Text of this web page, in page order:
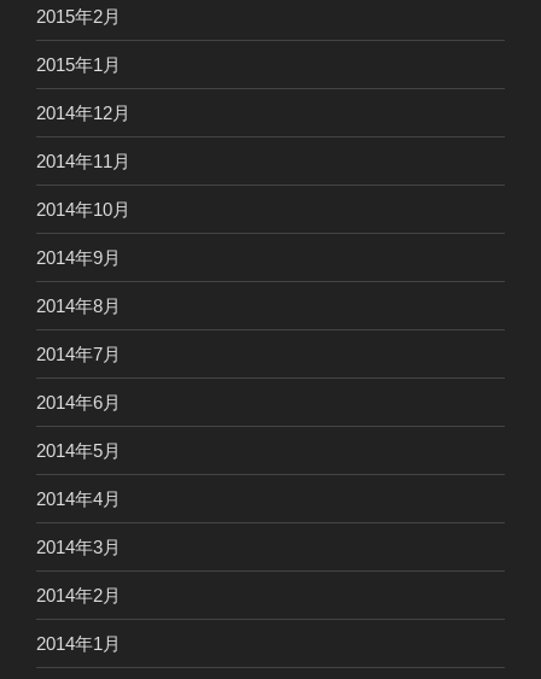
2015年2月
2015年1月
2014年12月
2014年11月
2014年10月
2014年9月
2014年8月
2014年7月
2014年6月
2014年5月
2014年4月
2014年3月
2014年2月
2014年1月